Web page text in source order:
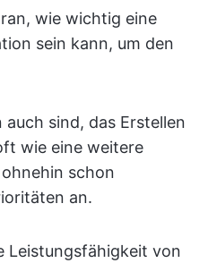
wie wichtig eine
sein kann, um den
sind, das Erstellen
wie eine weitere
schon
an.
Leistungsfähigkeit von